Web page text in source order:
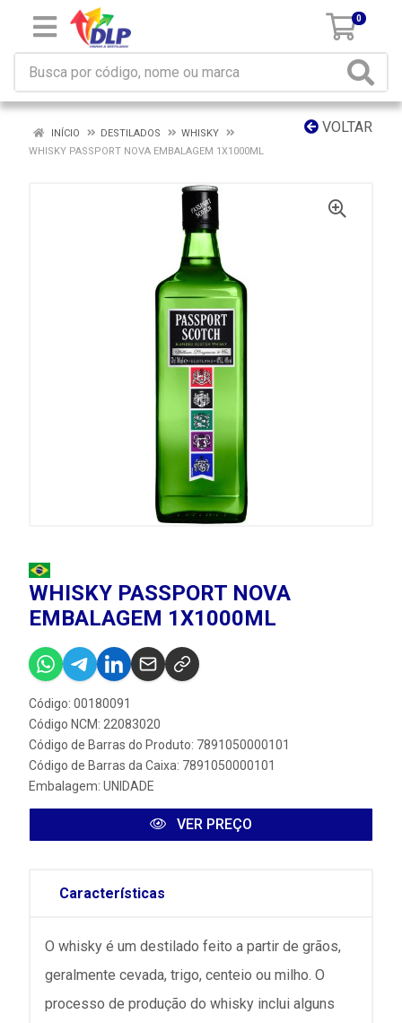
0
VOLTAR
INÍCIO DESTILADOS
WHISKY
WHISKY PASSPORT NOVA EMBALAGEM 1X1000ML
WHISKY PASSPORT NOVA
EMBALAGEM 1X1000ML
Código: 00180091
Código NCM: 22083020
Código de Barras do Produto: 7891050000101
Código de Barras da Caixa: 7891050000101
Embalagem: UNIDADE
VER PREÇO
Características
O whisky é um destilado feito a partir de grãos,
geralmente cevada, trigo, centeio ou milho. O
processo de produção do whisky inclui alguns